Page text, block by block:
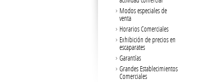
Modos especiales de
venta
Horarios Comerciales
Exhibición de precios en
escaparates
Garantías
Grandes Establecimientos
Comerciales